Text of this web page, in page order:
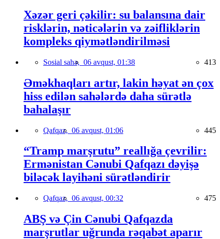
Xəzər geri çəkilir: su balansına dair
risklərin, nəticələrin və zəifliklərin
kompleks qiymətləndirilməsi
Sosial sahə, 06 avqust, 01:38 413
Əməkhaqları artır, lakin həyat ən çox
hiss edilən sahələrdə daha sürətlə
bahalaşır
Qafqaz, 06 avqust, 01:06 445
“Tramp marşrutu” reallığa çevrilir:
Ermənistan Cənubi Qafqazı dəyişə
biləcək layihəni sürətləndirir
Qafqaz, 06 avqust, 00:32 475
ABŞ və Çin Cənubi Qafqazda
marşrutlar uğrunda rəqabət aparır